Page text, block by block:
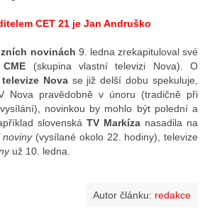
CET 21 je Jan Andruško
novinách 9. ledna zrekapituloval své
CME (skupina vlastní televizi Nova). O
televize Novase již delší dobu spekuluje,
Nova pravědobně v únoru (tradičně při
novinkou by mohlo být polední a
slovenská TV Markíza nasadila na
noviny(vysílané okolo 22. hodiny), televize
už 10. ledna.
Autor článku: redakce